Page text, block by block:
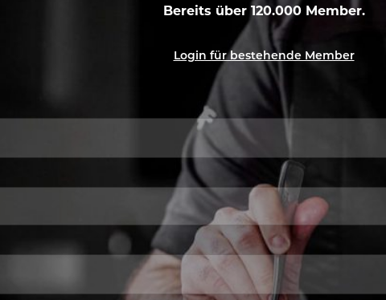
Bereits über 120.000 Member.
Login für bestehende Member